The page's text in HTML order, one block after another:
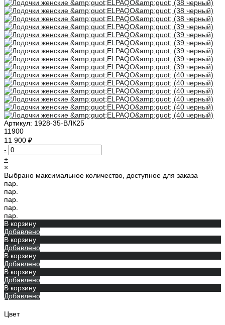
Артикул: 1928-35-ВЛК25
11900
11 900 ₽
-
+
×
Выбрано максимальное количество, доступное для заказа
пар.
пар.
пар.
пар.
пар.
В корзину
Добавлено
В корзину
Добавлено
В корзину
Добавлено
В корзину
Добавлено
В корзину
Добавлено
Цвет